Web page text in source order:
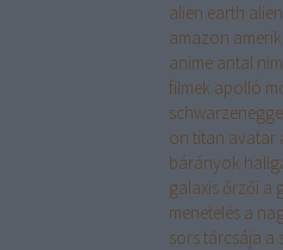
alien earth
amazon
anime antal
filmek apolló
on titan avatar
bárányok
galaxis őrzői a
menetelés a
sors tárcsája a